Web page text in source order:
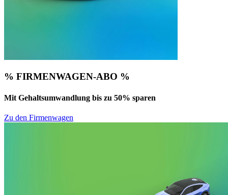
% FIRMENWAGEN-ABO %
Mit Gehaltsumwandlung bis zu 50% sparen
Zu den Firmenwagen